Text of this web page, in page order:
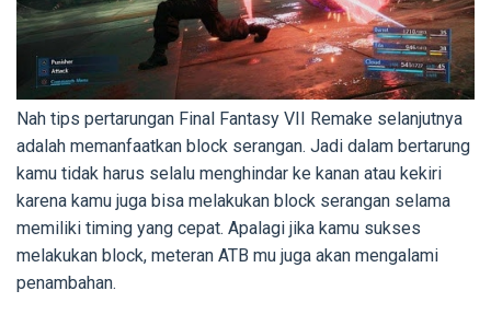
Nah tips pertarungan Final Fantasy VII Remake selanjutnya
adalah memanfaatkan block serangan. Jadi dalam bertarung
kamu tidak harus selalu menghindar ke kanan atau kekiri
karena kamu juga bisa melakukan block serangan selama
memiliki timing yang cepat. Apalagi jika kamu sukses
melakukan block, meteran ATB mu juga akan mengalami
penambahan.